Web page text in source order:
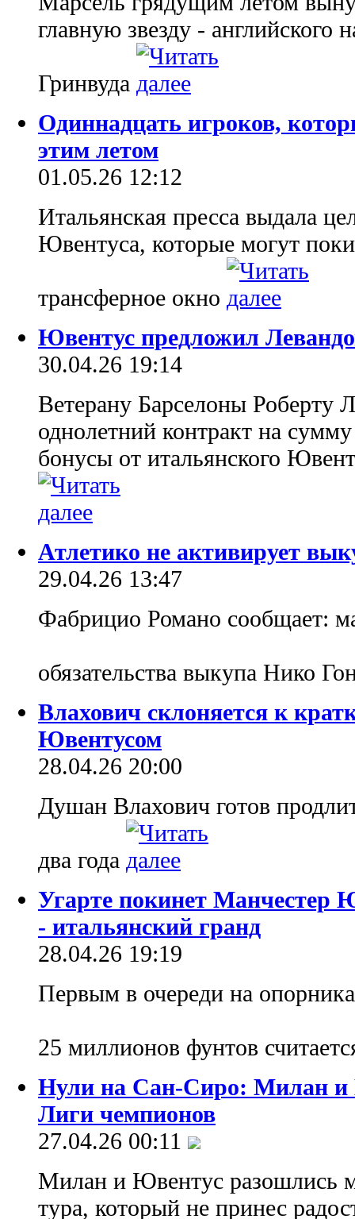
главную звезду -
Гринвуда
Одиннадцать игроков,
этим летом
01.05.26 12:12
Итальянская пресса выдала
Ювентуса, которые могут
трансферное окно
Ювентус предложил
30.04.26 19:14
Ветерану Барселоны Роберту
однолетний контракт на
бонусы от итальянского
Атлетико не активирует
29.04.26 13:47
Фабрицио Романо сообщает:
обязательства выкупа Нико
Влахович склоняется к
Ювентусом
28.04.26 20:00
Душан Влахович готов
два года
Угарте покинет Манчестер
- итальянский гpaнд
28.04.26 19:19
Первым в очереди на
25 миллионов фунтов
Нули на Сан-Сиро: Милан и
Лиги чемпионов
27.04.26 00:11
Милан и Ювентус разошлись
тура, который не принес